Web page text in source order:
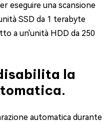
eseguire una scansione
SSD da 1 terabyte
a un'unità HDD da 250
la
automatica durante